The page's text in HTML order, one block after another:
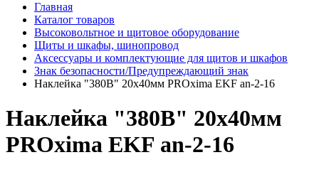
Главная
Каталог товаров
Высоковольтное и щитовое оборудование
Щиты и шкафы, шинопровод
Аксессуары и комплектующие для щитов и шкафов
Знак безопасности/Предупреждающий знак
Наклейка "380В" 20х40мм PROxima EKF an-2-16
Наклейка "380В" 20х40мм
PROxima EKF an-2-16